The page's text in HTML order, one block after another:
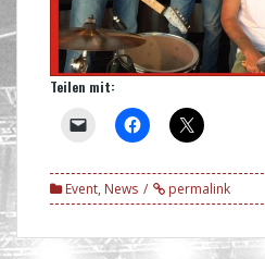
Teilen mit:
Event, News permalink